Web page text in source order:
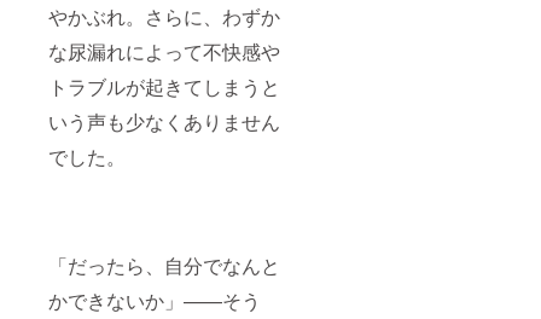
やかぶれ。さらに、わずか
な尿漏れによって不快感や
トラブルが起きてしまうと
いう声も少なくありません
でした。
「だったら、自分でなんと
かできないか」——そう